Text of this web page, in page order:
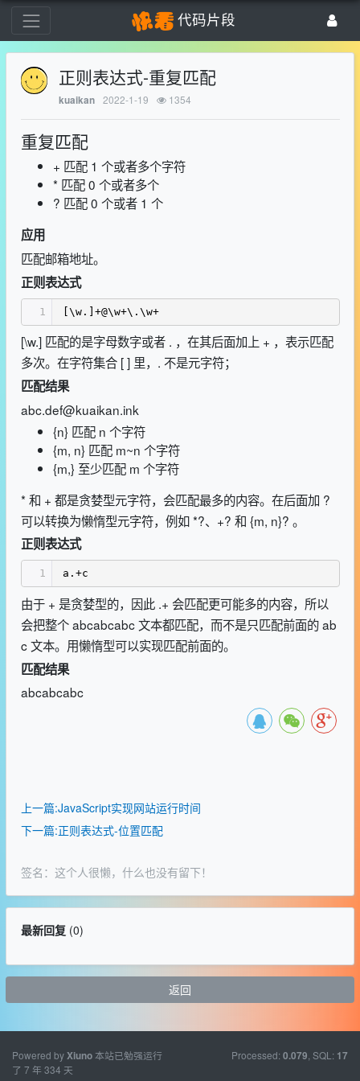
代码片段
正则表达式-重复匹配
kuaikan 2022-1-19 1354
重复匹配
+ 匹配 1 个或者多个字符
* 匹配 0 个或者多个
? 匹配 0 个或者 1 个
应用
匹配邮箱地址。
正则表达式
1 [\w.]+@\w+\.\w+
[\w.] 匹配的是字母数字或者 . ，在其后面加上 + ，表示匹配
多次。在字符集合 [ ] 里，. 不是元字符；
匹配结果
abc.def@kuaikan.ink
{n} 匹配 n 个字符
{m, n} 匹配 m~n 个字符
{m,} 至少匹配 m 个字符
* 和 + 都是贪婪型元字符，会匹配最多的内容。在后面加 ?
可以转换为懒惰型元字符，例如 *?、+? 和 {m, n}? 。
正则表达式
1 a.+c
由于 + 是贪婪型的，因此 .+ 会匹配更可能多的内容，所以
会把整个 abcabcabc 文本都匹配，而不是只匹配前面的 ab
c 文本。用懒惰型可以实现匹配前面的。
匹配结果
abcabcabc
上一篇:JavaScript实现网站运行时间
下一篇:正则表达式-位置匹配
签名：这个人很懒，什么也没有留下！
最新回复(0)
返回
Powered byXiuno本站已勉强运行
了 7 年 334 天
Processed: 0.079 , SQL: 17